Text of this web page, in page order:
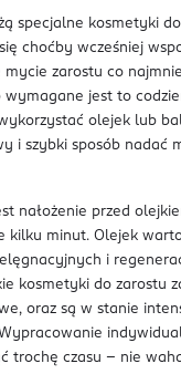
specjalne kosmetyki
choćby wcześniej
mycie zarostu co
jest to
olejek lub
i szybki sposób nadać
nałożenie przed
kilku minut. Olejek
i
kosmetyki do zarostu
oraz są w stanie
trochę czasu – nie